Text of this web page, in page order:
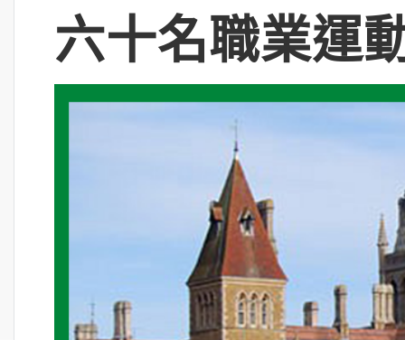
六十名職業運